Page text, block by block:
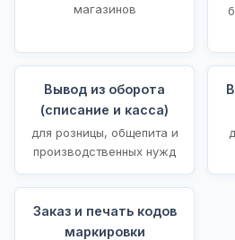
магазинов
Вывод из оборота
(списание и касса)
для розницы, общепита и
производственных нужд
Заказ и печать кодов
маркировки